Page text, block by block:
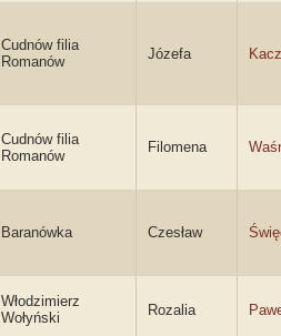
Cudnów filia
Romanów
Józefa
Cudnów filia
Romanów
Filomena
Baranówka Czesław
Włodzimierz
Wołyński
Rozalia